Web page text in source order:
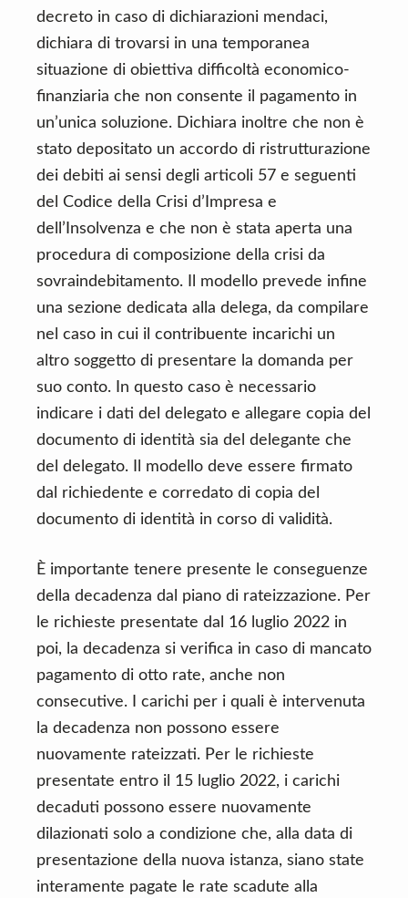
decreto in caso di dichiarazioni mendaci,
dichiara di trovarsi in una temporanea
situazione di obiettiva difficoltà economico-
finanziaria che non consente il pagamento in
un’unica soluzione. Dichiara inoltre che non è
stato depositato un accordo di ristrutturazione
dei debiti ai sensi degli articoli 57 e seguenti
del Codice della Crisi d’Impresa e
dell’Insolvenza e che non è stata aperta una
procedura di composizione della crisi da
sovraindebitamento. Il modello prevede infine
una sezione dedicata alla delega, da compilare
nel caso in cui il contribuente incarichi un
altro soggetto di presentare la domanda per
suo conto. In questo caso è necessario
indicare i dati del delegato e allegare copia del
documento di identità sia del delegante che
del delegato. Il modello deve essere firmato
dal richiedente e corredato di copia del
documento di identità in corso di validità.
È importante tenere presente le conseguenze
della decadenza dal piano di rateizzazione. Per
le richieste presentate dal 16 luglio 2022 in
poi, la decadenza si verifica in caso di mancato
pagamento di otto rate, anche non
consecutive. I carichi per i quali è intervenuta
la decadenza non possono essere
nuovamente rateizzati. Per le richieste
presentate entro il 15 luglio 2022, i carichi
decaduti possono essere nuovamente
dilazionati solo a condizione che, alla data di
presentazione della nuova istanza, siano state
interamente pagate le rate scadute alla